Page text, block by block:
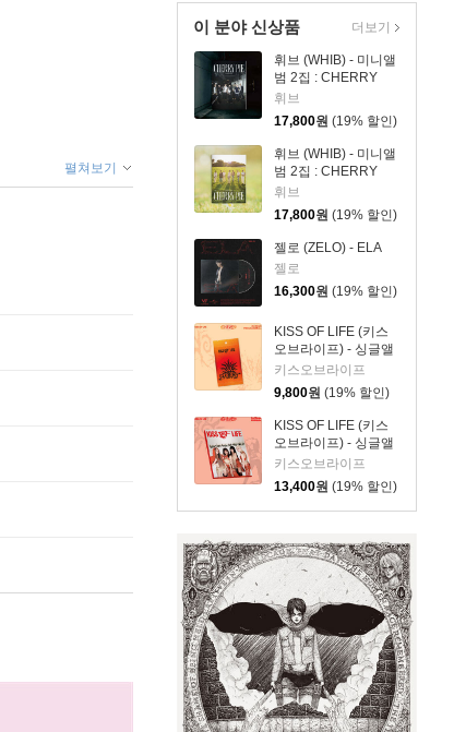
이 분야 신상품
휘브 (WHIB) - 미니앨
범 2집 : CHERRY
PIE [MIDNIGHT ver.]
휘브
17,800원 (19% 할인)
휘브 (WHIB) - 미니앨
범 2집 : CHERRY
PIE [DAYLIGHT ver.]
휘브
17,800원 (19% 할인)
젤로 (ZELO) - ELA
젤로
16,300원 (19% 할인)
KISS OF LIFE (키스
오브라이프) - 싱글앨
범 3집 : SWEAT
[POCAALBUM Ver.]
키스오브라이프
9,800원 (19% 할인)
KISS OF LIFE (키스
오브라이프) - 싱글앨
범 3집 : SWEAT
[BURN Ver.]
키스오브라이프
13,400원 (19% 할인)
더보기
펼쳐보기